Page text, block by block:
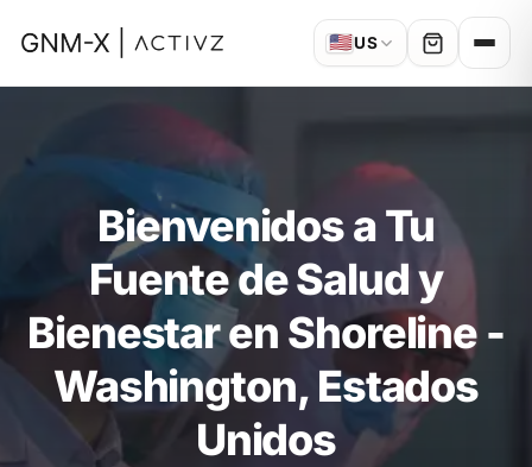
🇺🇸US
Bienvenidos a Tu
Fuente de Salud y
Bienestar en Shoreline -
Washington, Estados
Unidos